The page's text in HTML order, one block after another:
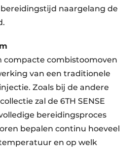
naargelang de
compacte combistoomoven
van een traditionele
Zoals bij de andere
zal de 6TH SENSE
bereidingsproces
bepalen continu hoeveel
en op welk